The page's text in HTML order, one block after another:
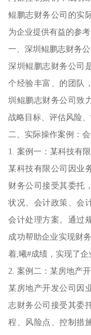
鲲鹏志财务公司的实
为企业提供有益的参考
一、深圳鲲鹏志财务
深圳鲲鹏志财务公司
个经验丰富、的团队
圳鲲鹏志财务公司致
战略目标、评估风险
二、实际操作案例：
1. 案例一：某科技有
某科技有限公司因业
财务公司接受其委托
状况、会计政策、会
会计处理方案。通过
成功帮助企业实现财
着,曦#成绩，实现了企
2. 案例二：某房地产
某房地产开发公司因
志财务公司接受其委
程、风险点、控制措